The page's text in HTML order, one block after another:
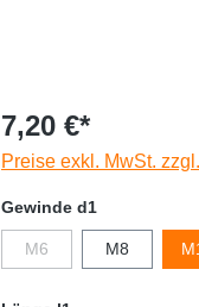
7,20 €*
Preise exkl. MwSt.
Gewinde d1
M6 M8